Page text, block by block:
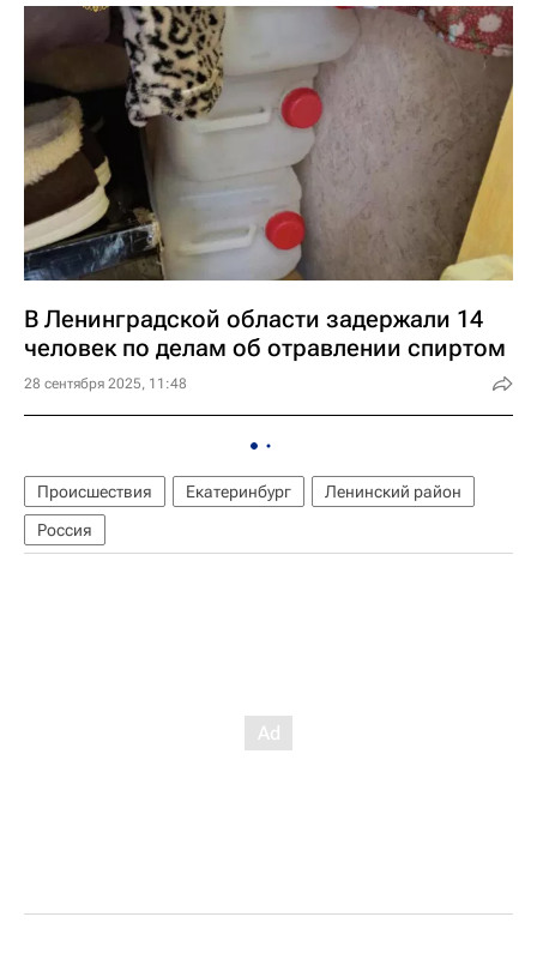
В Ленинградской области задержали 14
человек по делам об отравлении спиртом
28 сентября 2025, 11:48
Происшествия Екатеринбург
Ленинский район
Россия